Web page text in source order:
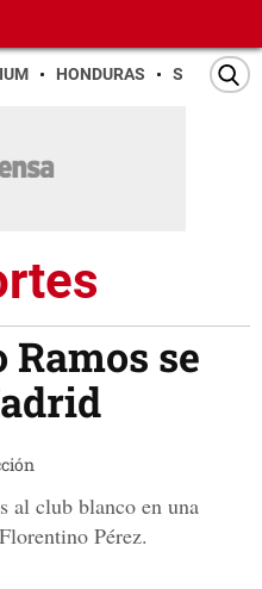
HONDURAS SAN PEDRO
se
al club blanco en una
Pérez.